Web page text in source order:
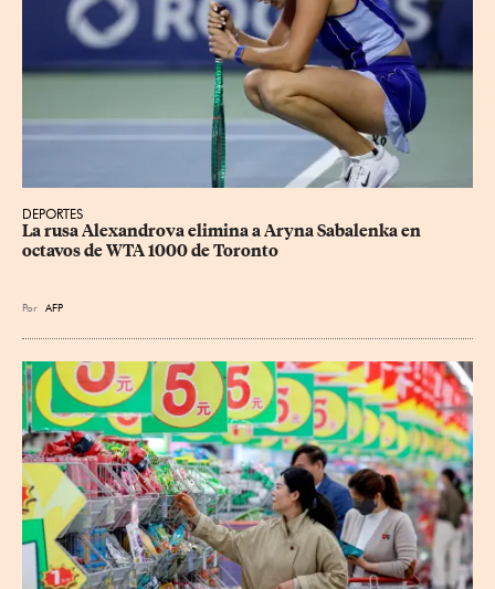
DEPORTES
La rusa Alexandrova elimina a Aryna Sabalenka en
octavos de WTA 1000 de Toronto
Por AFP